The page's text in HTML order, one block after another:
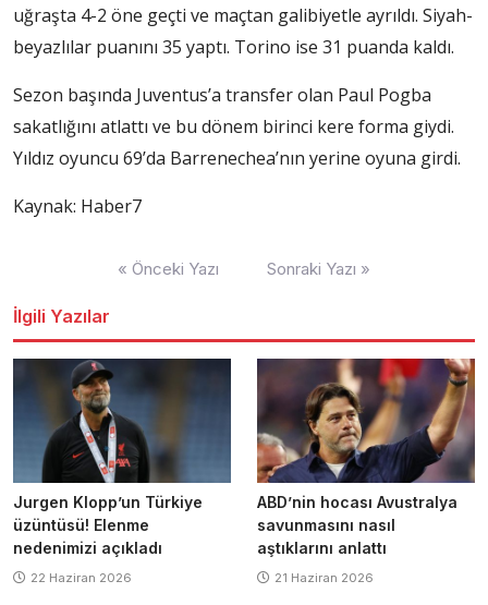
uğraşta 4-2 öne geçti ve maçtan galibiyetle ayrıldı. Siyah-
beyazlılar puanını 35 yaptı. Torino ise 31 puanda kaldı.
Sezon başında Juventus’a transfer olan Paul Pogba
sakatlığını atlattı ve bu dönem birinci kere forma giydi.
Yıldız oyuncu 69’da Barrenechea’nın yerine oyuna girdi.
Kaynak: Haber7
« Önceki Yazı Sonraki Yazı »
İlgili Yazılar
Jurgen Klopp’un Türkiye
üzüntüsü! Elenme
nedenimizi açıkladı
22 Haziran 2026
ABD’nin hocası Avustralya
savunmasını nasıl
aştıklarını anlattı
21 Haziran 2026